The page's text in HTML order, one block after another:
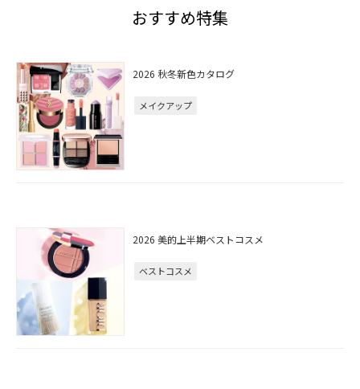
おすすめ特集
2026 秋冬新色カタログ
メイクアップ
2026 美的上半期ベストコスメ
ベストコスメ